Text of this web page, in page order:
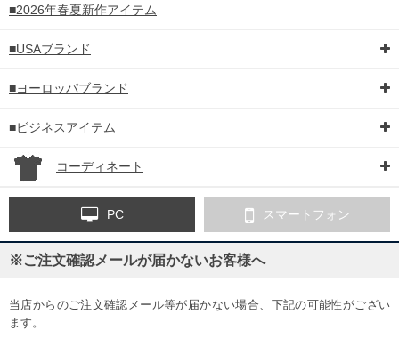
■2026年春夏新作アイテム
■USAブランド
■ヨーロッパブランド
■ビジネスアイテム
コーディネート
PC スマートフォン
※ご注文確認メールが届かないお客様へ
当店からのご注文確認メール等が届かない場合、下記の可能性がござい
ます。